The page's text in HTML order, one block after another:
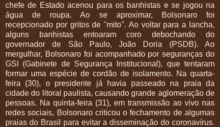
chefe de Estado acenou para os banhistas e se jogou na
água de roupa. Ao se aproximar, Bolsonaro foi
recepcionado por gritos de "mito". Ao voltar para a lancha,
alguns banhistas entoaram coro debochando do
governador de São Paulo, João Doria (PSDB). Ao
mergulhar, Bolsonaro foi acompanhado por seguranças do
GSI (Gabinete de Segurança Institucional), que tentaram
formar uma espécie de cordão de isolamento. Na quarta-
feira (30), o presidente já havia passeado na praia da
cidade do litoral paulista, causando grande aglomeração de
pessoas. Na quinta-feira (31), em transmissão ao vivo nas
redes sociais, Bolsonaro criticou o fechamento de algumas
praias do Brasil para evitar a disseminação do coronavírus.